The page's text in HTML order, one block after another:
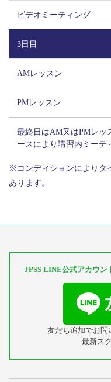
ビデオミーティング
3日目
AMレッスン
PMレッスン
最終日はAM又はPMレッ
ースにより講習内ミーテ
※コンディションによりタ
あります。
JPSS LINE公式アカウン
友だち追加でお問
最新ス